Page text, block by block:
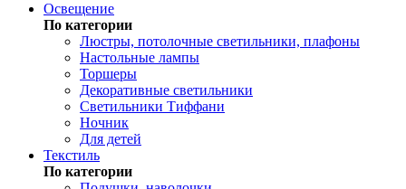
Освещение
По категории
Люстры, потолочные светильники, плафоны
Настольные лампы
Торшеры
Декоративные светильники
Светильники Тиффани
Ночник
Для детей
Текстиль
По категории